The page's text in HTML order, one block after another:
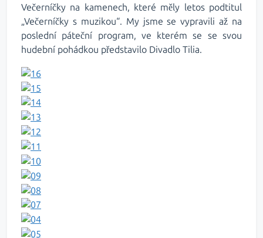
Večerníčky na kamenech, které měly letos podtitul
„Večerníčky s muzikou“. My jsme se vypravili až na
poslední páteční program, ve kterém se se svou
hudební pohádkou představilo Divadlo Tilia.